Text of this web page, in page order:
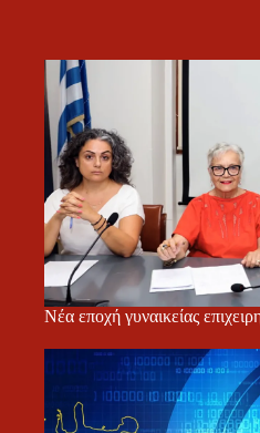
Νέα εποχή γυναικείας